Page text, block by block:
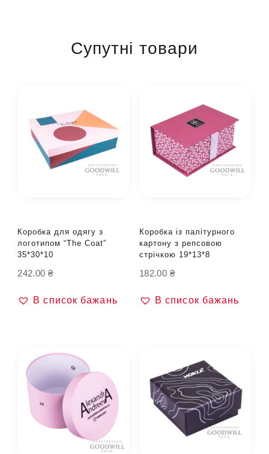
Супутні товари
Коробка для одягу з
логотипом “The Coat”
35*30*10
242.00 ₴
В список бажань
Коробка із палітурного
картону з репсовою
стрічкою 19*13*8
182.00 ₴
В список бажань